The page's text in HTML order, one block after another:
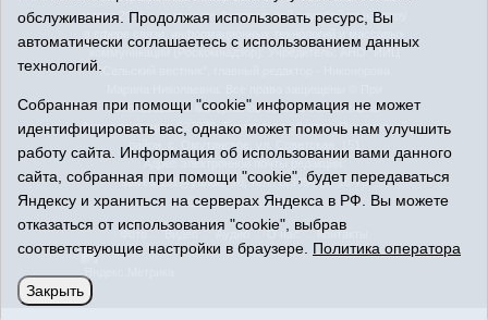
марта 2016 г., выданное Федеральной службой по надзору
коммуникаций (Роскомнадзор). Учредитель: АНО "ИИЦ
"Сельский вестник", главный редактор - Никонорова
использовании материалов ссылка обязательна.
Адрес редакции: 627070, Тюменская область, Омутинский
район, с. Омутинское, ул. Советская, 151
Адрес электронной почты редакции:
selvest151@yandex.ru, тел.: 8(34544)3-16-73
Политика оператора
Фото Видео Аудио О нас Контакты
обслуживания. Продолжая использовать ресурс, Вы
автоматически соглашаетесь с использованием данных
технологий.
Собранная при помощи "cookie" информация не может
идентифицировать вас, однако может помочь нам улучшить
работу сайта. Информация об использовании вами данного
сайта, собранная при помощи "cookie", будет передаваться
Яндексу и храниться на серверах Яндекса в РФ. Вы можете
отказаться от использования "cookie", выбрав
соответствующие настройки в браузере. Политика оператора
Закрыть